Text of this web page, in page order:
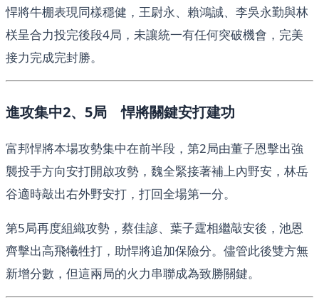
悍將牛棚表現同樣穩健，王尉永、賴鴻誠、李吳永勤與林
栚呈合力投完後段4局，未讓統一有任何突破機會，完美
接力完成完封勝。
進攻集中2、5局 悍將關鍵安打建功
富邦悍將本場攻勢集中在前半段，第2局由董子恩擊出強
襲投手方向安打開啟攻勢，魏全緊接著補上內野安，林岳
谷適時敲出右外野安打，打回全場第一分。
第5局再度組織攻勢，蔡佳諺、葉子霆相繼敲安後，池恩
齊擊出高飛犧牲打，助悍將追加保險分。儘管此後雙方無
新增分數，但這兩局的火力串聯成為致勝關鍵。